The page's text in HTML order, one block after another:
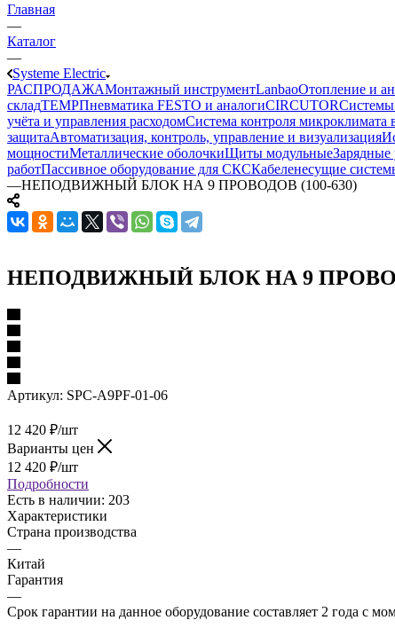
Главная
—
Каталог
—
Systeme Electric
РАСПРОДАЖАМонтажный инструментLanbaoОтопление и
складTEMPПневматика FESTO и аналогиCIRCUTORСистемы
учёта и управления расходомСистема контроля микроклимата
защитаАвтоматизация, контроль, управление и визуализация
мощностиМеталлические оболочкиЩиты модульныеЗарядные
работПассивное оборудование для СКСКабеленесущие
—НЕПОДВИЖНЫЙ БЛОК НА 9 ПРОВОДОВ (100-630)
НЕПОДВИЖНЫЙ БЛОК НА 9
Артикул: SPC-A9PF-01-06
12 420 ₽/шт
Варианты цен
12 420 ₽/шт
Подробности
Есть в наличии: 203
Характеристики
Страна производства
—
Китай
Гарантия
—
Срок гарантии на данное оборудование составляет 2 года с